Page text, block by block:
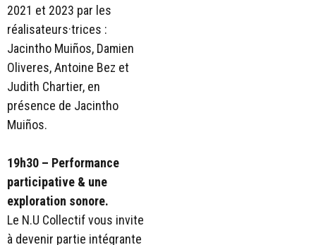
2021 et 2023 par les
réalisateurs·trices :
Jacintho Muiños, Damien
Oliveres, Antoine Bez et
Judith Chartier, en
présence de Jacintho
Muiños.
19h30 – Performance
participative & une
exploration sonore.
Le N.U Collectif vous invite
à devenir partie intégrante